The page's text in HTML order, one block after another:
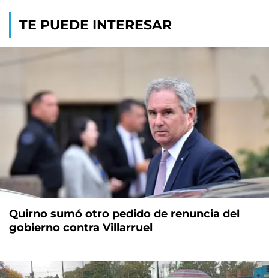
TE PUEDE INTERESAR
Quirno sumó otro pedido de renuncia del
gobierno contra Villarruel